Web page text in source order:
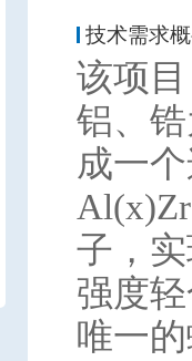
技术需求
该项
铝、
成一
子，
强度
唯一